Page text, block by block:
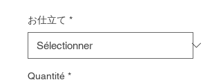
お仕立て *
Quantité *